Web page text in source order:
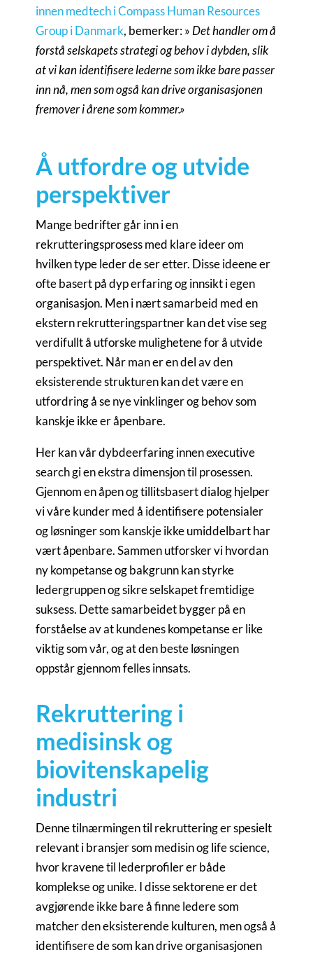
innen medtech i Compass Human Resources
Group i Danmark, bemerker: » Det handler om å
forstå selskapets strategi og behov i dybden, slik
at vi kan identifisere lederne som ikke bare passer
inn nå, men som også kan drive organisasjonen
fremover i årene som kommer.»
Å utfordre og utvide
perspektiver
Mange bedrifter går inn i en
rekrutteringsprosess med klare ideer om
hvilken type leder de ser etter. Disse ideene er
ofte basert på dyp erfaring og innsikt i egen
organisasjon. Men i nært samarbeid med en
ekstern rekrutteringspartner kan det vise seg
verdifullt å utforske mulighetene for å utvide
perspektivet. Når man er en del av den
eksisterende strukturen kan det være en
utfordring å se nye vinklinger og behov som
kanskje ikke er åpenbare.
Her kan vår dybdeerfaring innen executive
search gi en ekstra dimensjon til prosessen.
Gjennom en åpen og tillitsbasert dialog hjelper
vi våre kunder med å identifisere potensialer
og løsninger som kanskje ikke umiddelbart har
vært åpenbare. Sammen utforsker vi hvordan
ny kompetanse og bakgrunn kan styrke
ledergruppen og sikre selskapet fremtidige
suksess. Dette samarbeidet bygger på en
forståelse av at kundenes kompetanse er like
viktig som vår, og at den beste løsningen
oppstår gjennom felles innsats.
Rekruttering i
medisinsk og
biovitenskapelig
industri
Denne tilnærmingen til rekruttering er spesielt
relevant i bransjer som medisin og life science,
hvor kravene til lederprofiler er både
komplekse og unike. I disse sektorene er det
avgjørende ikke bare å finne ledere som
matcher den eksisterende kulturen, men også å
identifisere de som kan drive organisasjonen